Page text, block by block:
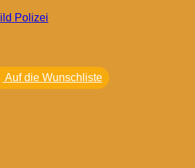
Polizei
Auf die Wunschliste